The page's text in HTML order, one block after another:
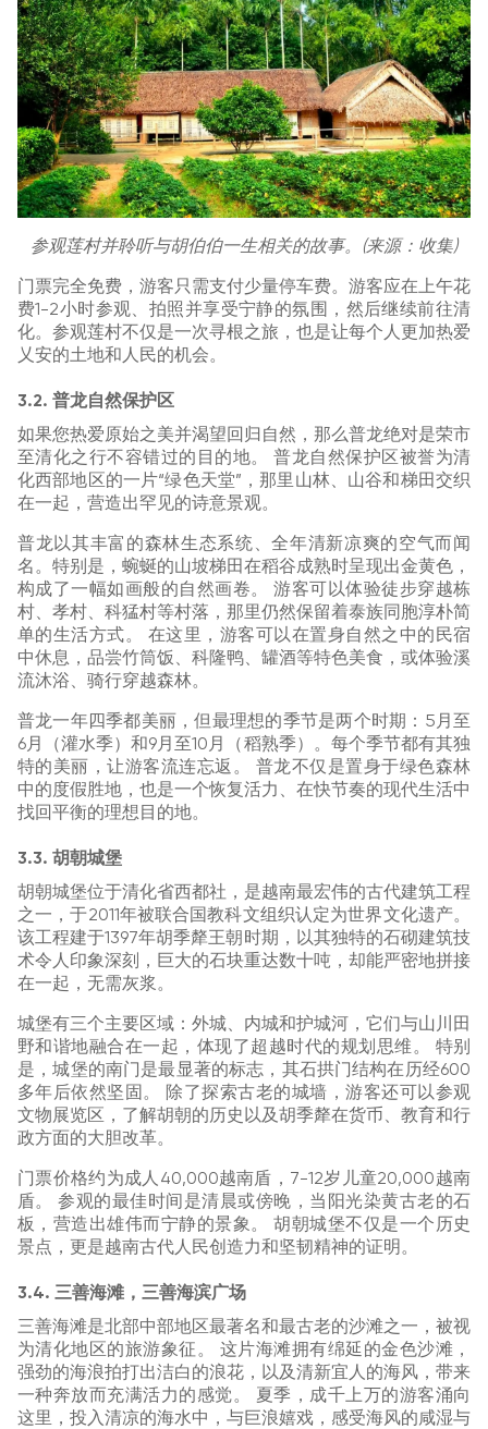
参观莲村并聆听与胡伯伯一生相关的故事。(来源：收集)
门票完全免费，游客只需支付少量停车费。游客应在上午花
费1-2小时参观、拍照并享受宁静的氛围，然后继续前往清
化。参观莲村不仅是一次寻根之旅，也是让每个人更加热爱
乂安的土地和人民的机会。
3.2. 普龙自然保护区
如果您热爱原始之美并渴望回归自然，那么普龙绝对是荣市
至清化之行不容错过的目的地。 普龙自然保护区被誉为清
化西部地区的一片“绿色天堂”，那里山林、山谷和梯田交织
在一起，营造出罕见的诗意景观。
普龙以其丰富的森林生态系统、全年清新凉爽的空气而闻
名。特别是，蜿蜒的山坡梯田在稻谷成熟时呈现出金黄色，
构成了一幅如画般的自然画卷。 游客可以体验徒步穿越栋
村、孝村、科猛村等村落，那里仍然保留着泰族同胞淳朴简
单的生活方式。 在这里，游客可以在置身自然之中的民宿
中休息，品尝竹筒饭、科隆鸭、罐酒等特色美食，或体验溪
流沐浴、骑行穿越森林。
普龙一年四季都美丽，但最理想的季节是两个时期：5月至
6月（灌水季）和9月至10月（稻熟季）。每个季节都有其独
特的美丽，让游客流连忘返。 普龙不仅是置身于绿色森林
中的度假胜地，也是一个恢复活力、在快节奏的现代生活中
找回平衡的理想目的地。
3.3. 胡朝城堡
胡朝城堡位于清化省西都社，是越南最宏伟的古代建筑工程
之一，于2011年被联合国教科文组织认定为世界文化遗产。
该工程建于1397年胡季犛王朝时期，以其独特的石砌建筑技
术令人印象深刻，巨大的石块重达数十吨，却能严密地拼接
在一起，无需灰浆。
城堡有三个主要区域：外城、内城和护城河，它们与山川田
野和谐地融合在一起，体现了超越时代的规划思维。 特别
是，城堡的南门是最显著的标志，其石拱门结构在历经600
多年后依然坚固。 除了探索古老的城墙，游客还可以参观
文物展览区，了解胡朝的历史以及胡季犛在货币、教育和行
政方面的大胆改革。
门票价格约为成人40,000越南盾，7-12岁儿童20,000越南
盾。 参观的最佳时间是清晨或傍晚，当阳光染黄古老的石
板，营造出雄伟而宁静的景象。 胡朝城堡不仅是一个历史
景点，更是越南古代人民创造力和坚韧精神的证明。
3.4. 三善海滩，三善海滨广场
三善海滩是北部中部地区最著名和最古老的沙滩之一，被视
为清化地区的旅游象征。 这片海滩拥有绵延的金色沙滩，
强劲的海浪拍打出洁白的浪花，以及清新宜人的海风，带来
一种奔放而充满活力的感觉。 夏季，成千上万的游客涌向
这里，投入清凉的海水中，与巨浪嬉戏，感受海风的咸湿与